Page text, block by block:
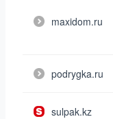
maxidom.ru
podrygka.ru
sulpak.kz